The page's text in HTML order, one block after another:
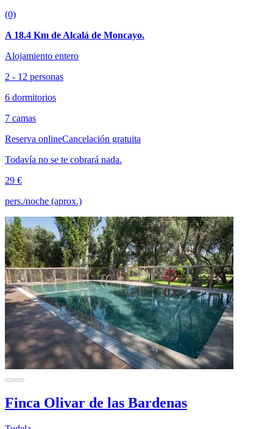
(0)
A 18.4 Km de Alcalá de Moncayo.
Alojamiento entero
2 - 12 personas
6 dormitorios
7 camas
Reserva onlineCancelación gratuita
Todavía no se te cobrará nada.
29 €
pers./noche (aprox.)
Finca Olivar de las Bardenas